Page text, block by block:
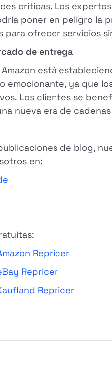
críticas. Los
poner en peligro la
ofrecer servicios
de entrega
Amazon está
emocionante, ya que
Los clientes se
nueva era de
de blog,
en:
Repricer
Repricer
Repricer